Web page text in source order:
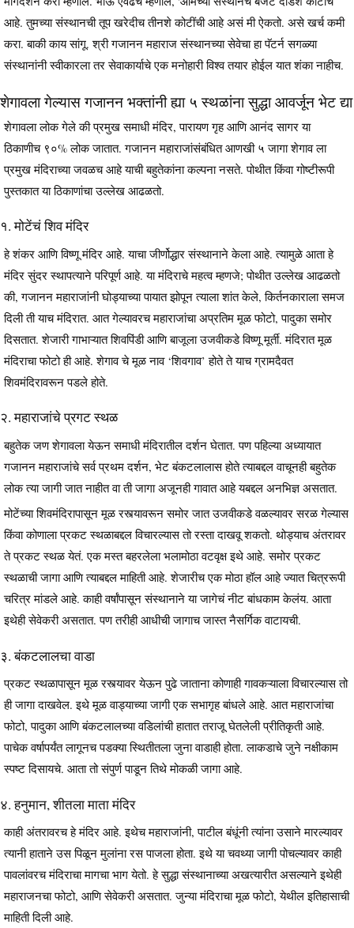
आहे. तुमच्या संस्थानची तूप खरेदीच तीनशे कोटींची आहे असं मी ऐकतो. असे खर्च कमी
करा. बाकी काय सांगू. श्री गजानन महाराज संस्थानच्या सेवेचा हा पॅटर्न सगळ्या
संस्थानांनी स्वीकारला तर सेवाकार्याचे एक मनोहारी विश्व तयार होईल यात शंका नाहीच.
शेगावला गेल्यास गजानन भक्तांनी ह्या ५ स्थळांना सुद्धा आवर्जून भेट द्या
शेगावला लोक गेले की प्रमुख समाधी मंदिर, पारायण गृह आणि आनंद सागर या
ठिकाणीच ९०% लोक जातात. गजानन महाराजांसंबंधित आणखी ५ जागा शेगाव ला
प्रमुख मंदिराच्या जवळच आहे याची बहुतेकांना कल्पना नसते. पोथीत किंवा गोष्टीरूपी
पुस्तकात या ठिकाणांचा उल्लेख आढळतो.
१. मोटेंचं शिव मंदिर
हे शंकर आणि विष्णू मंदिर आहे. याचा जीर्णोद्धार संस्थानाने केला आहे. त्यामुळे आता हे
मंदिर सुंदर स्थापत्याने परिपूर्ण आहे. या मंदिराचे महत्व म्हणजे; पोथीत उल्लेख आढळतो
की, गजानन महाराजांनी घोड्याच्या पायात झोपून त्याला शांत केले, किर्तनकाराला समज
दिली ती याच मंदिरात. आत गेल्यावरच महाराजांचा अप्रतिम मूळ फोटो, पादुका समोर
दिसतात. शेजारी गाभाऱ्यात शिवपिंडी आणि बाजूला उजवीकडे विष्णू मूर्ती. मंदिरात मूळ
मंदिराचा फोटो ही आहे. शेगाव चे मूळ नाव ‘शिवगाव’ होते ते याच ग्रामदैवत
शिवमंदिरावरून पडले होते.
२. महाराजांचे प्रगट स्थळ
बहुतेक जण शेगावला येऊन समाधी मंदिरातील दर्शन घेतात. पण पहिल्या अध्यायात
गजानन महाराजांचे सर्व प्रथम दर्शन, भेट बंकटलालास होते त्याबद्दल वाचूनही बहुतेक
लोक त्या जागी जात नाहीत वा ती जागा अजूनही गावात आहे यबद्दल अनभिज्ञ असतात.
मोटेंच्या शिवमंदिरापासून मूळ रस्त्यावरून समोर जात उजवीकडे वळल्यावर सरळ गेल्यास
किंवा कोणाला प्रकट स्थळाबद्दल विचारल्यास तो रस्ता दाखवू शकतो. थोड्याच अंतरावर
ते प्रकट स्थळ येतं. एक मस्त बहरलेला भलामोठा वटवृक्ष इथे आहे. समोर प्रकट
स्थळाची जागा आणि त्याबद्दल माहिती आहे. शेजारीच एक मोठा हॉल आहे ज्यात चित्ररूपी
चरित्र मांडले आहे. काही वर्षांपासून संस्थानाने या जागेचं नीट बांधकाम केलंय. आता
इथेही सेवेकरी असतात. पण तरीही आधीची जागाच जास्त नैसर्गिक वाटायची.
३. बंकटलालचा वाडा
प्रकट स्थळापासून मूळ रस्त्यावर येऊन पुढे जाताना कोणाही गावकऱ्याला विचारल्यास तो
ही जागा दाखवेल. इथे मूळ वाड्याच्या जागी एक सभागृह बांधले आहे. आत महाराजांचा
फोटो, पादुका आणि बंकटलालच्या वडिलांची हातात तराजू घेतलेली प्रीतिकृती आहे.
पाचेक वर्षापर्यंत लागूनच पडक्या स्थितीतला जुना वाडाही होता. लाकडाचे जुने नक्षीकाम
स्पष्ट दिसायचे. आता तो संपुर्ण पाडून तिथे मोकळी जागा आहे.
४. हनुमान, शीतला माता मंदिर
काही अंतरावरच हे मंदिर आहे. इथेच महाराजांनी, पाटील बंधूंनी त्यांना उसाने मारल्यावर
त्यानी हाताने उस पिळून मुलांना रस पाजला होता. इथे या चवथ्या जागी पोचल्यावर काही
पावलांवरच मंदिराचा मागचा भाग येतो. हे सुद्धा संस्थानाच्या अखत्यारीत असल्याने इथेही
महाराजनचा फोटो, आणि सेवेकरी असतात. जुन्या मंदिराचा मूळ फोटो, येथील इतिहासाची
माहिती दिली आहे.